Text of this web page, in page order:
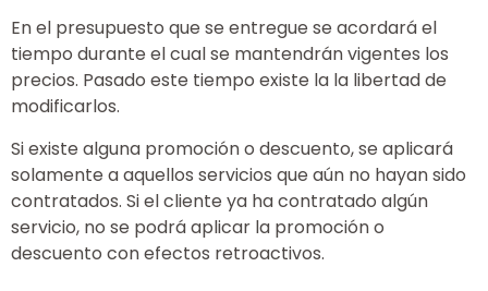
En el presupuesto que se entregue se acordará el
tiempo durante el cual se mantendrán vigentes los
precios. Pasado este tiempo existe la la libertad de
modificarlos.
Si existe alguna promoción o descuento, se aplicará
solamente a aquellos servicios que aún no hayan sido
contratados. Si el cliente ya ha contratado algún
servicio, no se podrá aplicar la promoción o
descuento con efectos retroactivos.